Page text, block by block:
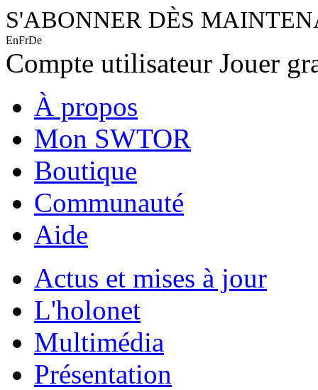
S'ABONNER DÈS
EnFrDe
Compte utilisateur Jouer
À propos
Mon SWTOR
Boutique
Communauté
Aide
Actus et mises à jour
L'holonet
Multimédia
Présentation